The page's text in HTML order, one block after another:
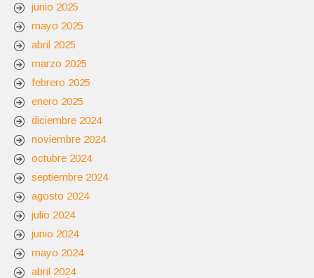
junio 2025
mayo 2025
abril 2025
marzo 2025
febrero 2025
enero 2025
diciembre 2024
noviembre 2024
octubre 2024
septiembre 2024
agosto 2024
julio 2024
junio 2024
mayo 2024
abril 2024